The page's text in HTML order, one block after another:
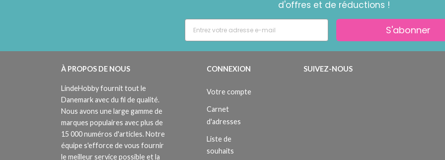
d'offres et de réductions !
S'abonner
À PROPOS DE NOUS
LindeHobby fournit tout le
Danemark avec du fil de qualité.
Nous avons une large gamme de
marques populaires avec plus de
15 000 numéros d'articles. Notre
équipe s'efforce de vous fournir
le meilleur service possible et la
CONNEXION
Votre compte
Carnet
d'adresses
Liste de
souhaits
SUIVEZ-NOUS